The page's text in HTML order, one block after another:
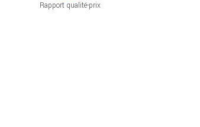
Rapport qualité-prix